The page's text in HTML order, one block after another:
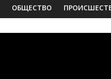
ОБЩЕСТВО